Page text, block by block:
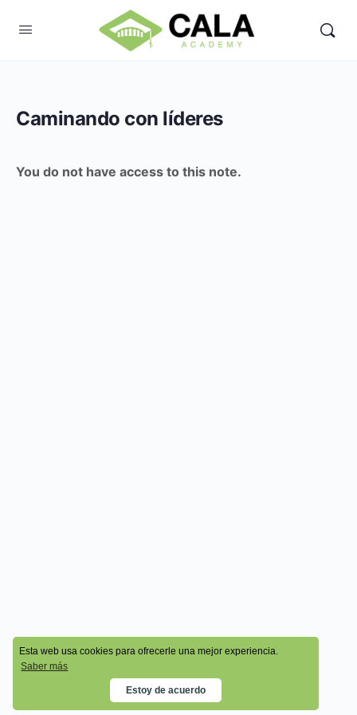
Esta web usa cookies para ofrecerle una mejor experiencia.
Saber más
Estoy de acuerdo
Caminando con líderes
You do not have access to this note.
© 2026 - Cala Academy